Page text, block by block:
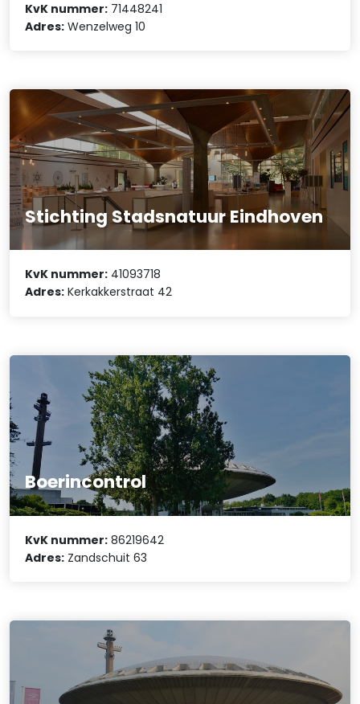
KvK nummer: 71448241
Adres: Wenzelweg 10
Stichting Stadsnatuur Eindhoven
KvK nummer: 41093718
Adres: Kerkakkerstraat 42
Boerincontrol
KvK nummer: 86219642
Adres: Zandschuit 63